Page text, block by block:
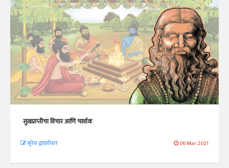
सुखप्राप्तीचा विचार आणि चार्वाक
सुरेश द्वादशीवार 06 Mar 2021